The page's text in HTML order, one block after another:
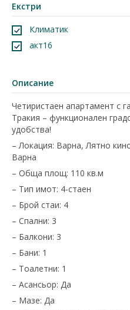
Екстри
Климатик
акт16
Описание
Четиристаен апартамент с
Тракия – функционален
удобства!
– Локация: Варна, Лятно
Варна
– Обща площ: 110 кв.м
– Тип имот: 4-стаен
– Брой стаи: 4
– Спални: 3
– Балкони: 3
– Бани: 1
– Тоалетни: 1
– Асансьор: Да
– Мазе: Да